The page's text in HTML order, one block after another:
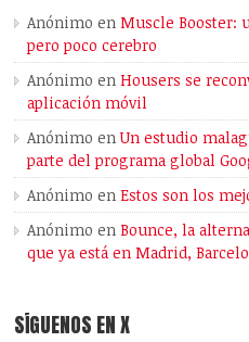
Anónimo enMuscle Booster:
pero poco cerebro
Anónimo enHousers se
aplicación móvil
Anónimo enUn estudio
parte del programa global
Anónimo enEstos son los
Anónimo enBounce, la
que ya está en Madrid,
SÍGUENOS EN X